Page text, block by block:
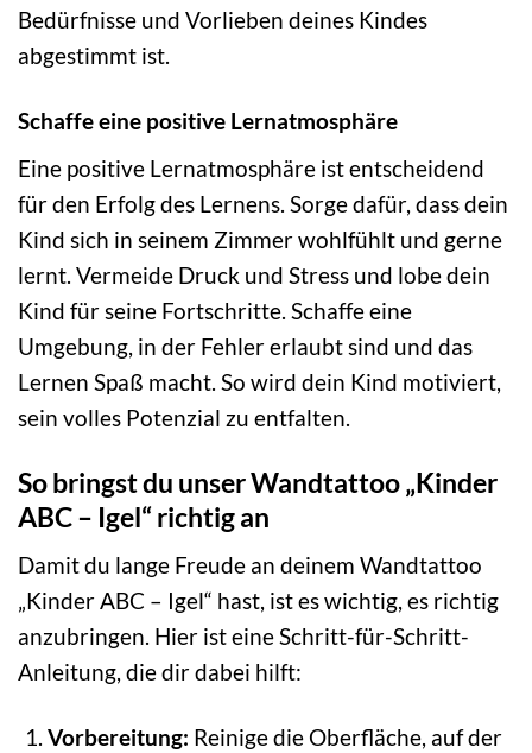
Bedürfnisse und Vorlieben deines Kindes
abgestimmt ist.
Schaffe eine positive Lernatmosphäre
Eine positive Lernatmosphäre ist entscheidend
für den Erfolg des Lernens. Sorge dafür, dass dein
Kind sich in seinem Zimmer wohlfühlt und gerne
lernt. Vermeide Druck und Stress und lobe dein
Kind für seine Fortschritte. Schaffe eine
Umgebung, in der Fehler erlaubt sind und das
Lernen Spaß macht. So wird dein Kind motiviert,
sein volles Potenzial zu entfalten.
So bringst du unser Wandtattoo „Kinder
ABC – Igel“ richtig an
Damit du lange Freude an deinem Wandtattoo
„Kinder ABC – Igel“ hast, ist es wichtig, es richtig
anzubringen. Hier ist eine Schritt-für-Schritt-
Anleitung, die dir dabei hilft:
Vorbereitung: Reinige die Oberfläche, auf der